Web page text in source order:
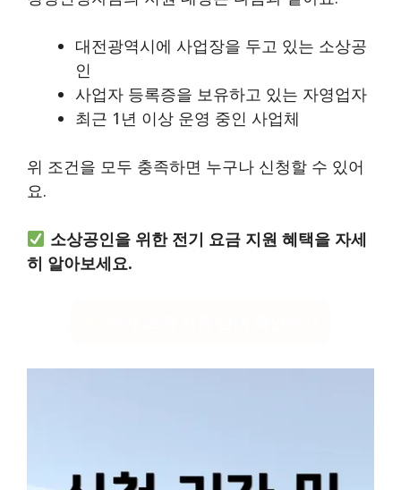
대전광역시에 사업장을 두고 있는 소상공
인
사업자 등록증을 보유하고 있는 자영업자
최근 1년 이상 운영 중인 사업체
위 조건을 모두 충족하면 누구나 신청할 수 있어
요.
소상공인을 위한 전기 요금 지원 혜택을 자세
히 알아보세요.